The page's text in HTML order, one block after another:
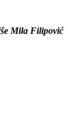
Mila Filipović